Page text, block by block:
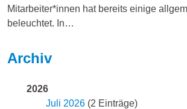
Mitarbeiter*innen hat bereits einige
beleuchtet. In…
Archiv
2026
Juli 2026 (2 Einträge)